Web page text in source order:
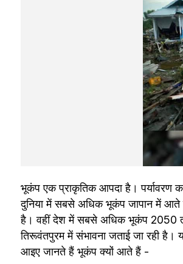
भूकंप एक प्राकृतिक आपदा है। पर्यावरण
दुनिया में सबसे अधिक भूकंप जापान में
है। वहीं देश में सबसे अधिक भूकंप 2050 तक
तिरूवंतपुरम में संभावना जताई जा रही है।
आइए जानते हैं भूकंप क्‍यों आते हैं -